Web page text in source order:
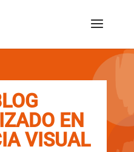
EN
VISUAL